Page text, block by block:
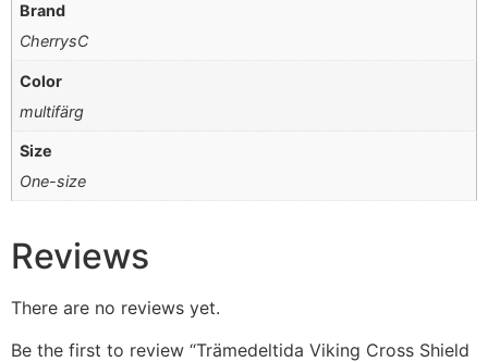
Brand
CherrysC
Color
multifärg
Size
One-size
Reviews
There are no reviews yet.
Be the first to review “Trämedeltida Viking Cross Shield